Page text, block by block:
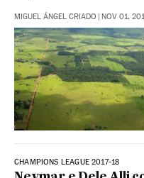
MIGUEL ÁNGEL CRIADO NOV 01,
CHAMPIONS LEAGUE 2017-18